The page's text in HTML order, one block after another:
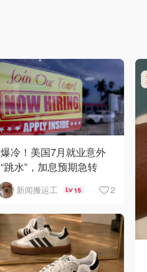
爆冷！美国7月就业意外
“跳水”，加息预期急转
弯！
新闻搬运工 15 2